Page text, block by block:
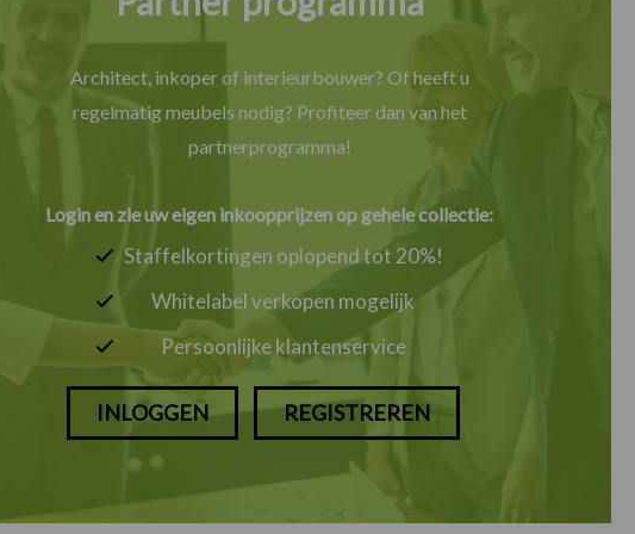
Architect, inkoper of interieurbouwer? Of heeft u
regelmatig meubels nodig? Profiteer dan van het
partnerprogramma!
Login en zie uw eigen inkoopprijzen op gehele collectie:
Staffelkortingen oplopend tot 20%!
Whitelabel verkopen mogelijk
Persoonlijke klantenservice
INLOGGEN REGISTREREN